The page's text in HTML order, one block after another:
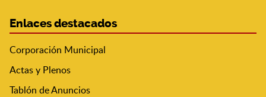
Enlaces destacados
Corporación Municipal
Actas y Plenos
Tablón de Anuncios